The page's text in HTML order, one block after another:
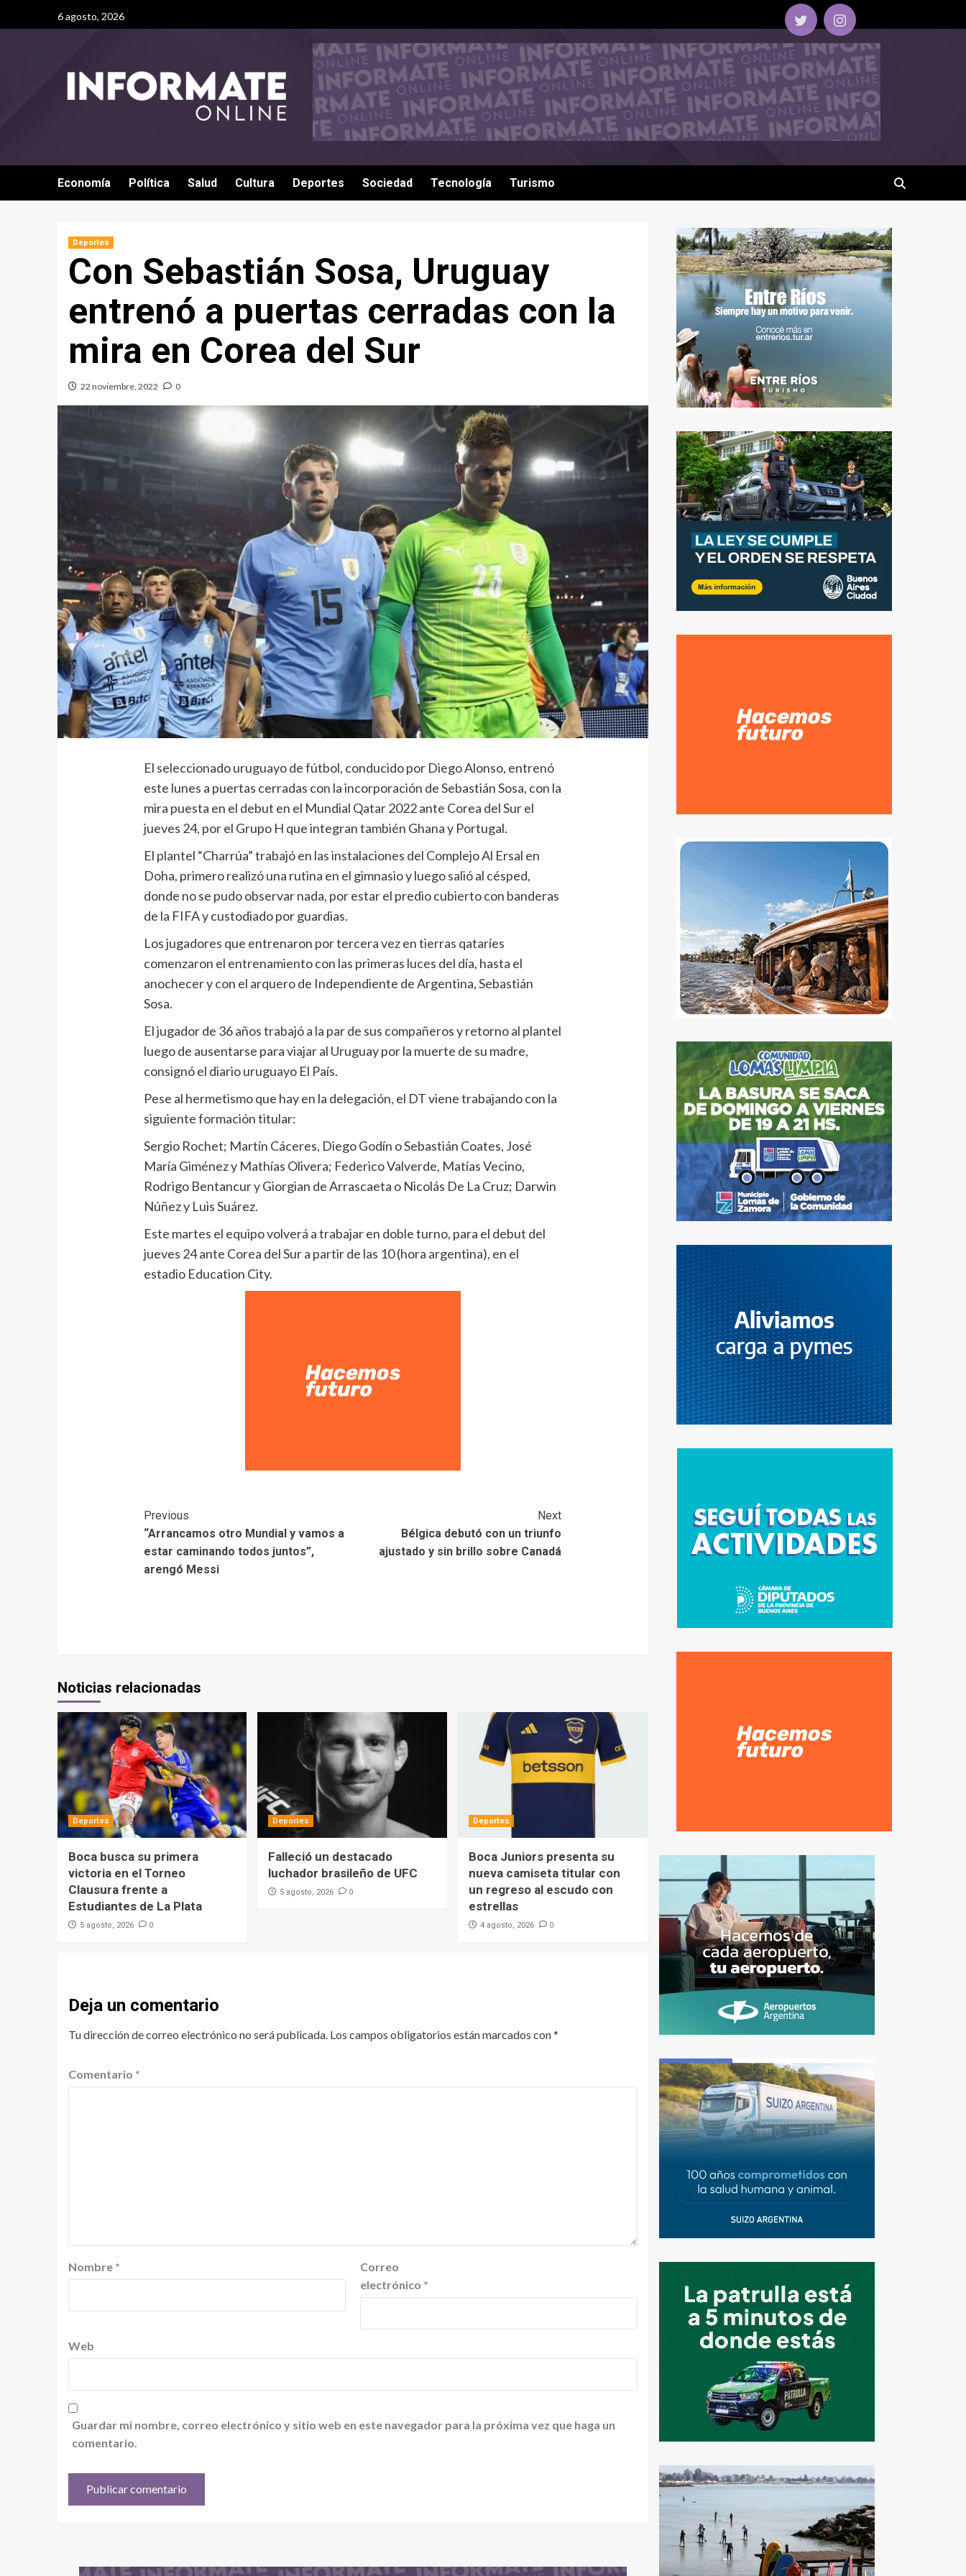
6 agosto, 2026
Economía Política Salud Cultura Deportes Sociedad Tecnología Turismo
Deportes
Con Sebastián Sosa, Uruguay
entrenó a puertas cerradas con la
mira en Corea del Sur
22 noviembre, 2022 0
El seleccionado uruguayo de fútbol, conducido por Diego Alonso, entrenó
este lunes a puertas cerradas con la incorporación de Sebastián Sosa, con la
mira puesta en el debut en el Mundial Qatar 2022 ante Corea del Sur el
jueves 24, por el Grupo H que integran también Ghana y Portugal.
El plantel “Charrúa” trabajó en las instalaciones del Complejo Al Ersal en
Doha, primero realizó una rutina en el gimnasio y luego salió al césped,
donde no se pudo observar nada, por estar el predio cubierto con banderas
de la FIFA y custodiado por guardias.
Los jugadores que entrenaron por tercera vez en tierras qataríes
comenzaron el entrenamiento con las primeras luces del día, hasta el
anochecer y con el arquero de Independiente de Argentina, Sebastián
Sosa.
El jugador de 36 años trabajó a la par de sus compañeros y retorno al plantel
luego de ausentarse para viajar al Uruguay por la muerte de su madre,
consignó el diario uruguayo El País.
Pese al hermetismo que hay en la delegación, el DT viene trabajando con la
siguiente formación titular:
Sergio Rochet; Martín Cáceres, Diego Godín o Sebastián Coates, José
María Giménez y Mathías Olivera; Federico Valverde, Matías Vecino,
Rodrigo Bentancur y Giorgian de Arrascaeta o Nicolás De La Cruz; Darwin
Núñez y Luis Suárez.
Este martes el equipo volverá a trabajar en doble turno, para el debut del
jueves 24 ante Corea del Sur a partir de las 10 (hora argentina), en el
estadio Education City.
Previous
“Arrancamos otro Mundial y vamos a
estar caminando todos juntos”,
arengó Messi
Next
Bélgica debutó con un triunfo
ajustado y sin brillo sobre Canadá
Noticias relacionadas
Deportes
Boca busca su primera
victoria en el Torneo
Clausura frente a
Estudiantes de La Plata
5 agosto, 2026 0
Deportes
Falleció un destacado
luchador brasileño de UFC
5 agosto, 2026 0
Deportes
Boca Juniors presenta su
nueva camiseta titular con
un regreso al escudo con
estrellas
4 agosto, 2026 0
Deja un comentario
Tu dirección de correo electrónico no será publicada. Los campos obligatorios están marcados con*
Comentario *
Nombre *
Correo
electrónico *
Web
Guardar mi nombre, correo electrónico y sitio web en este navegador para la próxima vez que haga un
comentario.